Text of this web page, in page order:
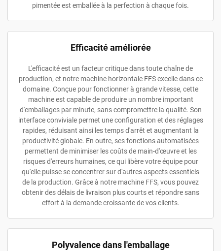
pimentée est emballée à la perfection à chaque fois.
Efficacité améliorée
L'efficacité est un facteur critique dans toute chaîne de
production, et notre machine horizontale FFS excelle dans ce
domaine. Conçue pour fonctionner à grande vitesse, cette
machine est capable de produire un nombre important
d'emballages par minute, sans compromettre la qualité. Son
interface conviviale permet une configuration et des réglages
rapides, réduisant ainsi les temps d'arrêt et augmentant la
productivité globale. En outre, ses fonctions automatisées
permettent de minimiser les coûts de main-d'œuvre et les
risques d'erreurs humaines, ce qui libère votre équipe pour
qu'elle puisse se concentrer sur d'autres aspects essentiels
de la production. Grâce à notre machine FFS, vous pouvez
obtenir des délais de livraison plus courts et répondre sans
effort à la demande croissante de vos clients.
Polyvalence dans l'emballage